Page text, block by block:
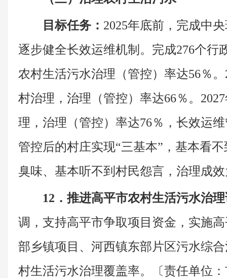
目标任务： 2025年底前，完成中
逐步健全长效运维机制。完成276个行
农村生活污水治理（管控）率达56％
村治理，治理（管控）率达66％。
理，治理（管控）率达76％，长效运
管控后的村庄实现“三基本”，基本看
臭味、基本听不到村民怨言，治理成
12．推进高平市农村生活污水治
调，支持高平市争取项目资金，实施
部乡镇项目、河西镇东部片区污水综
村生活污水治理覆盖率。〔责任单位